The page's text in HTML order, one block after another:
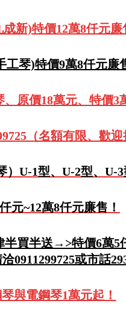
新)特價12萬8仟元廉
琴)特價9萬8仟元廉
原價18萬元、特價3
（名額有限、歡迎
U-1型、U-2型、U-3
元~12萬8仟元廉售！
買半送→>特價6萬5
0911299725或市話
與電鋼琴1萬元起！